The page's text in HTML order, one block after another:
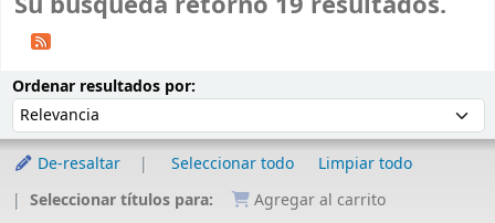
Ordenar resultados por:
De-resaltar Seleccionar todo
Limpiar todo
Seleccionar títulos para:
Agregar al carrito